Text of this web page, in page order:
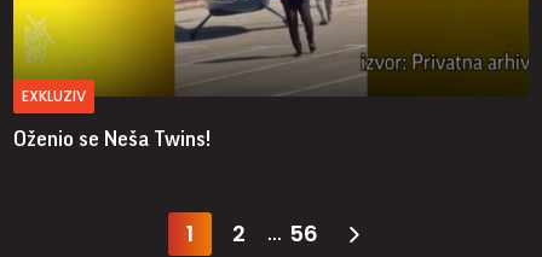
EXKLUZIV
Oženio se Neša Twins!
1 2 ... 56